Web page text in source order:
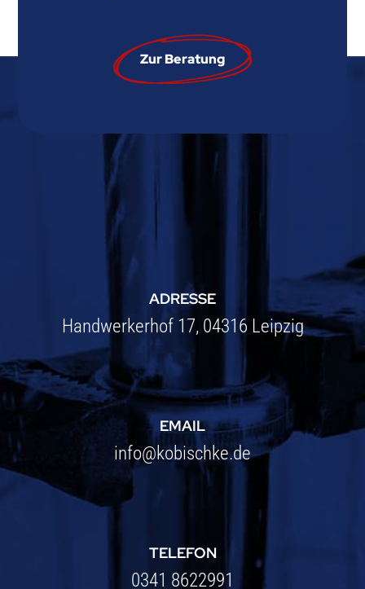
Zur Beratung
ADRESSE
Handwerkerhof 17, 04316 Leipzig
EMAIL
info@kobischke.de
TELEFON
0341 8622991